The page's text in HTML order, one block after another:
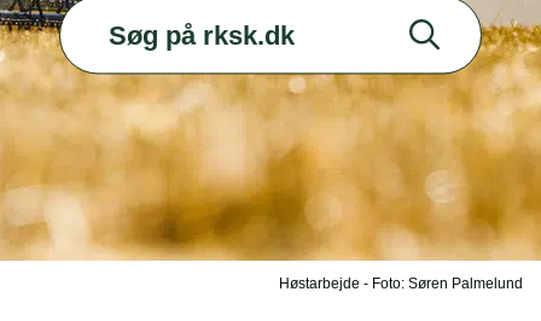
Høstarbejde - Foto: Søren Palmelund